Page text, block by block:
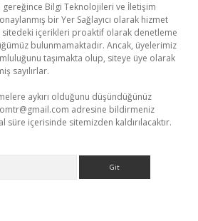
gereğince Bilgi Teknolojileri ve İletişim
bir Yer Sağlayıcı olarak hizmet
içerikleri proaktif olarak denetleme
bulunmamaktadır. Ancak, üyelerimiz
taşımakta olup, siteye üye olarak
sayılırlar.
aykırı olduğunu düşündüğünüz
adresine bildirmeniz
süre içerisinde sitemizden kaldırılacaktır.